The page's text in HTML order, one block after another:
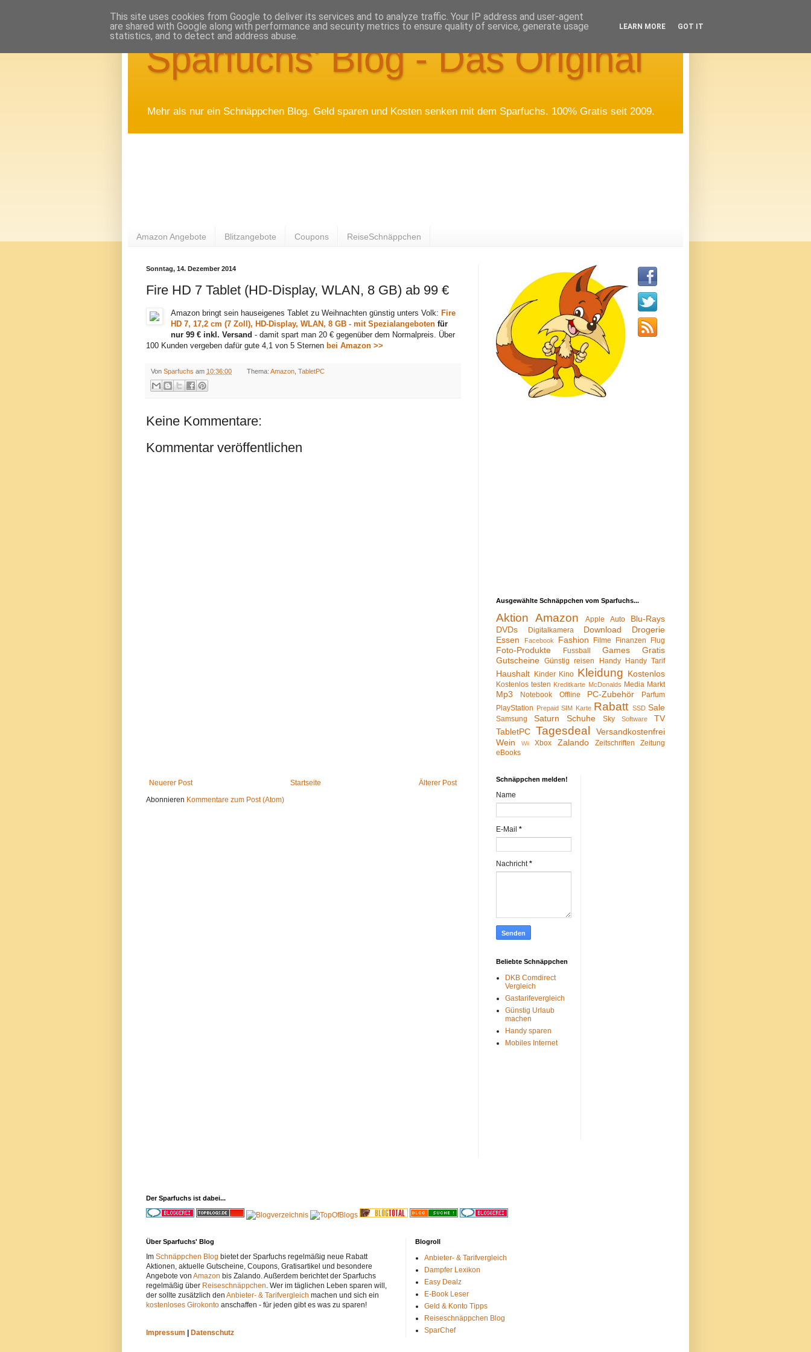
Sparfuchs' Blog - Das Original
Mehr als nur ein Schnäppchen Blog. Geld sparen und Kosten senken mit dem Sparfuchs. 100% Gratis seit 2009.
Amazon Angebote Blitzangebote Coupons ReiseSchnäppchen
Sonntag, 14. Dezember 2014
Fire HD 7 Tablet (HD-Display, WLAN, 8 GB) ab 99 €
Amazon bringt sein hauseigenes Tablet zu Weihnachten günstig unters Volk: Fire
HD 7, 17,2 cm (7 Zoll), HD-Display, WLAN, 8 GB - mit Spezialangeboten für
nur 99 € inkl. Versand - damit spart man 20 € gegenüber dem Normalpreis. Über
100 Kunden vergeben dafür gute 4,1 von 5 Sternen bei Amazon >>
Von Sparfuchs am 10:36:00 Thema: Amazon, TabletPC
Keine Kommentare:
Kommentar veröffentlichen
Neuerer Post Älterer Post
Startseite
Abonnieren Kommentare zum Post (Atom)
Ausgewählte Schnäppchen vom Sparfuchs...
Aktion Amazon Apple Auto
Blu-Rays
DVDs
Digitalkamera Download
Drogerie
Essen
Facebook Fashion Filme Finanzen Flug
Foto-Produkte Fussball Games
Gratis
Gutscheine Günstig reisen Handy Handy Tarif
Haushalt Kinder Kino Kleidung Kostenlos
Kostenlos testen Kreditkarte McDonalds Media Markt
Mp3 Notebook Offline PC-Zubehör
Parfum
PlayStation Prepaid SIM Karte Rabatt SSD Sale
Samsung Saturn Schuhe Sky Software
TV
TabletPC Tagesdeal
Versandkostenfrei
Wein
Wii Xbox Zalando Zeitschriften
Zeitung
eBooks
Schnäppchen melden!
Name
E-Mail *
Nachricht*
Beliebte Schnäppchen
DKB Comdirect
Vergleich
Gastarifevergleich
Günstig Urlaub
machen
Handy sparen
Mobiles Internet
Der Sparfuchs ist dabei...
Über Sparfuchs' Blog
Im Schnäppchen Blog bietet der Sparfuchs regelmäßig neue Rabatt
Aktionen, aktuelle Gutscheine, Coupons, Gratisartikel und besondere
Angebote von Amazon bis Zalando. Außerdem berichtet der Sparfuchs
regelmäßig über Reiseschnäppchen. Wer im täglichen Leben sparen will,
der sollte zusätzlich den Anbieter- & Tarifvergleich machen und sich ein
kostenloses Girokonto anschaffen - für jeden gibt es was zu sparen!
Impressum Datenschutz
Blogroll
Anbieter- & Tarifvergleich
Dampfer Lexikon
Easy Dealz
E-Book Leser
Geld & Konto Tipps
Reiseschnäppchen Blog
SparChef
This site uses cookies from Google to deliver its services and to analyze traffic. Your IP address and user-agent
are shared with Google along with performance and security metrics to ensure quality of service, generate usage
statistics, and to detect and address abuse.
LEARN MORE GOT IT